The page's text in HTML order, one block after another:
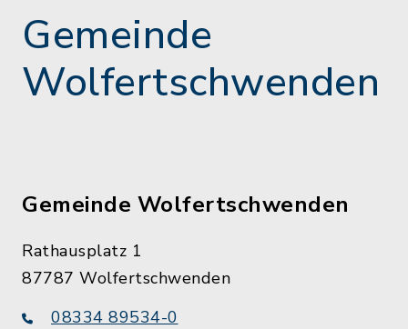
Gemeinde
Wolfertschwenden
Gemeinde Wolfertschwenden
Rathausplatz 1
87787 Wolfertschwenden
08334 89534-0